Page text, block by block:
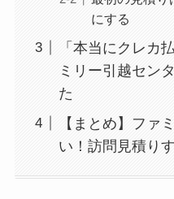
にする
「本当にクレカ
ミリー引越セン
た
【まとめ】ファ
い！訪問見積り